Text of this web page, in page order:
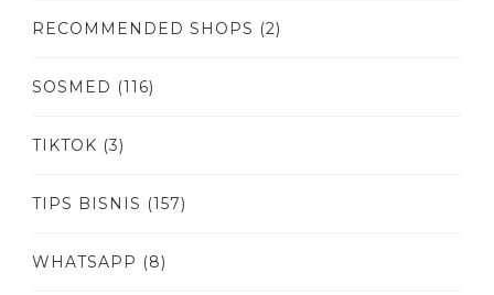
RECOMMENDED SHOPS (2)
SOSMED (116)
TIKTOK (3)
TIPS BISNIS (157)
WHATSAPP (8)